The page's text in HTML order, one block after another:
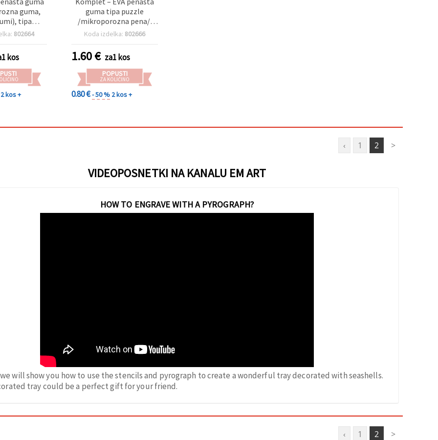
guma,
tipa
(puzzle),
802664
kos
2 kos +
guma tipa puzzle
/mikroporozna pena/,
obojestranska, s
Koda izdelka: 802666
1.60€ za1 kos
POPUSTI
ZA KOLIČINO
0.80 €- 50 % 2 kos +
‹ 1 2 >
VIDEOPOSNETKI NA KANALU EM ART
HOW TO ENGRAVE WITH A PYROGRAPH?
will show you how to use the stencils and pyrograph to create a wonderful tray decorated with seashells.
tray could be a perfect gift for your friend.
‹ 1 2 >